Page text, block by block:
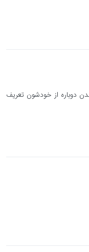
دوباره از خودشون تعریف